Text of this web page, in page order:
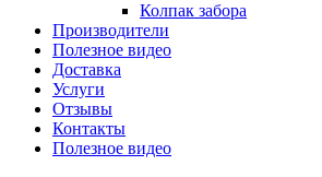
Колпак забора
Производители
Полезное видео
Доставка
Услуги
Отзывы
Контакты
Полезное видео